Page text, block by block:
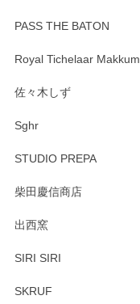
PASS THE BATON
Royal Tichelaar Makkum
佐々木しず
Sghr
STUDIO PREPA
柴田慶信商店
出西窯
SIRI SIRI
SKRUF